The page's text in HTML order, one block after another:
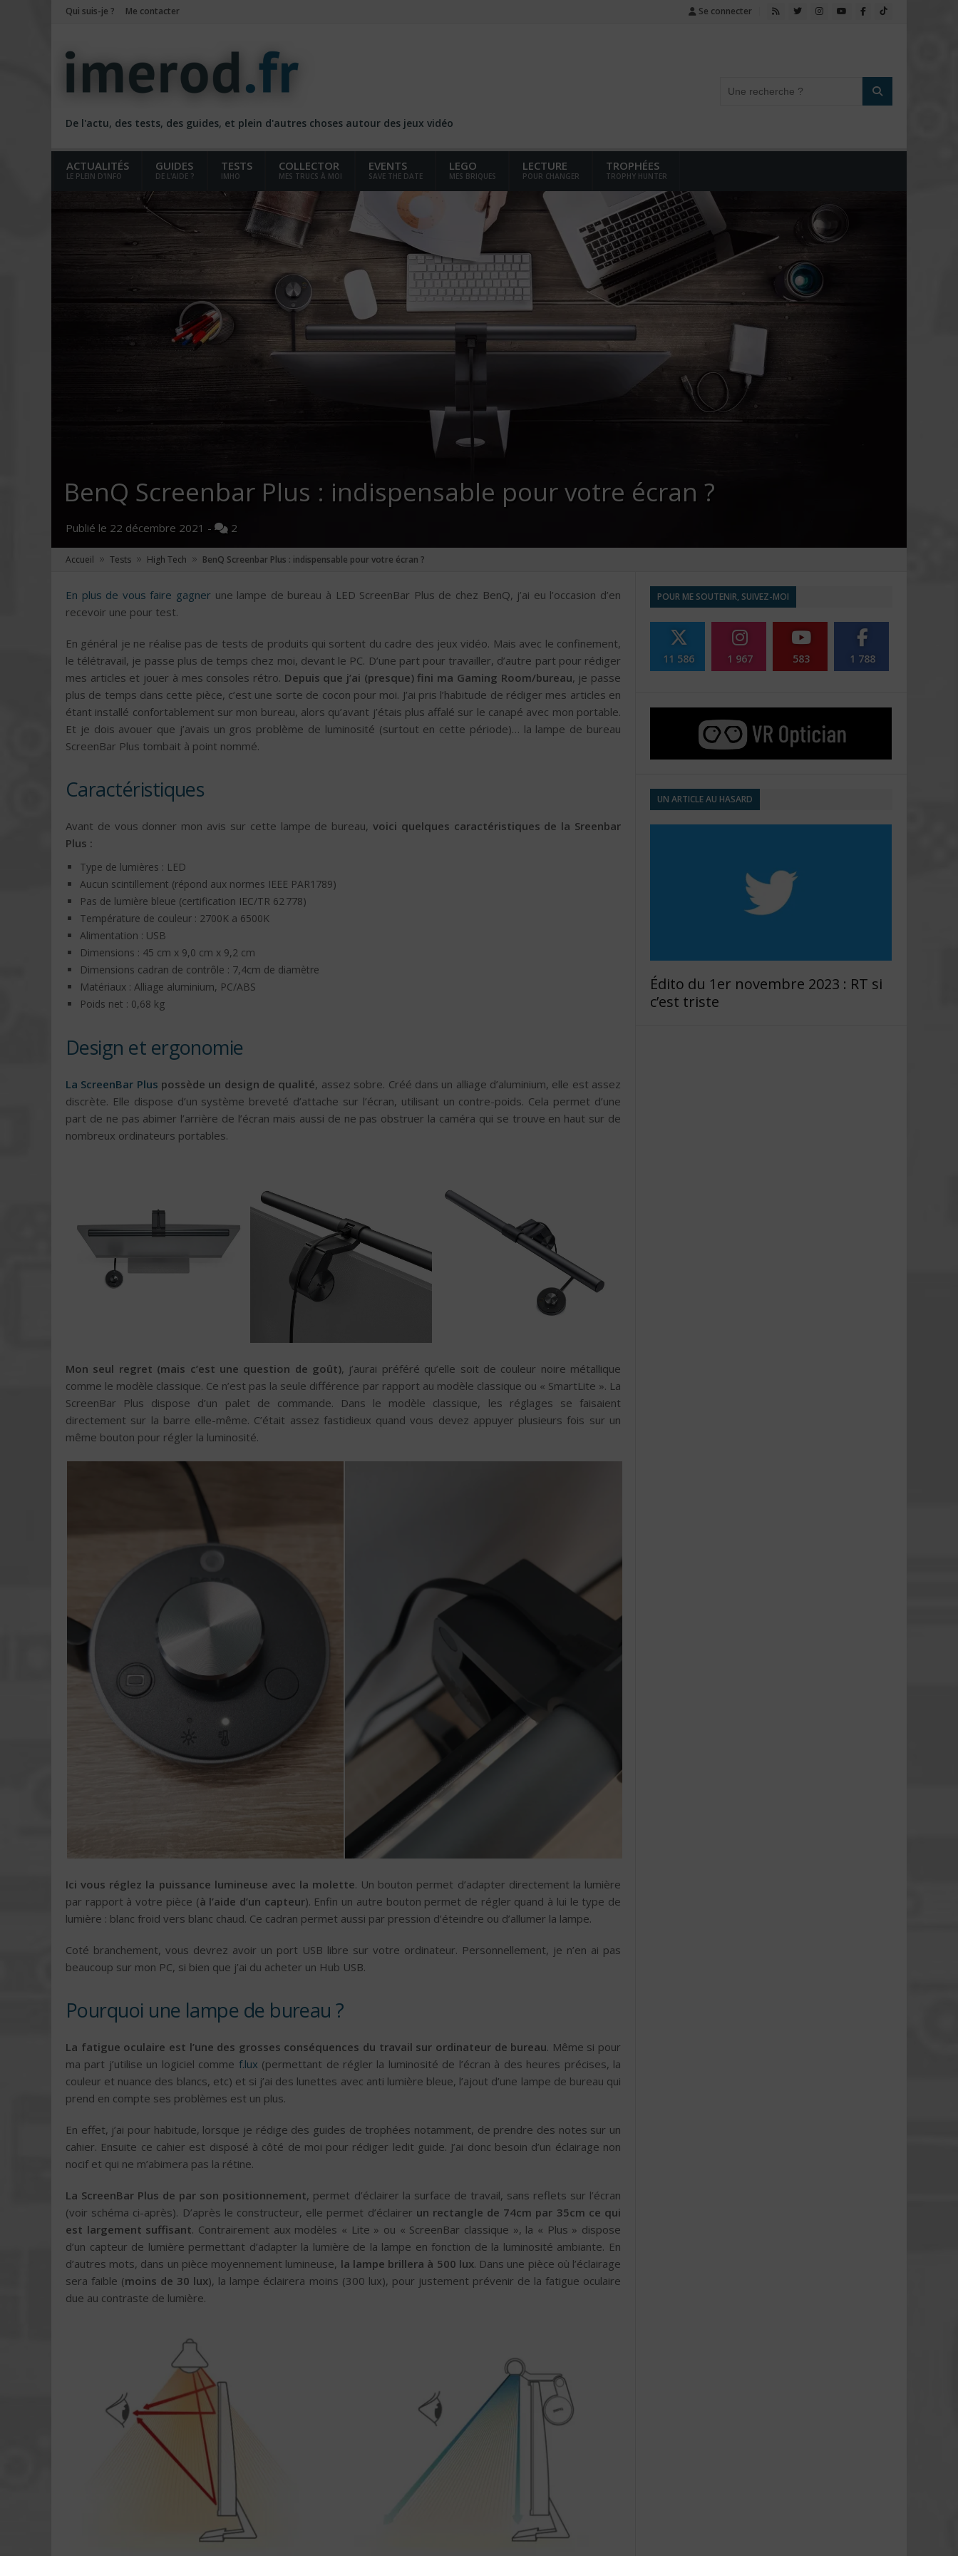
Qui suis-je ? Me contacter Se connecter
De l'actu, des tests, des guides, et plein d'autres choses autour des jeux vidéo
ACTUALITÉS
LE PLEIN D'INFO
GUIDES
DE L'AIDE ?
TESTS
IMHO
COLLECTOR
MES TRUCS À MOI
EVENTS
SAVE THE DATE
LEGO
MES BRIQUES
LECTURE
POUR CHANGER
TROPHÉES
TROPHY HUNTER
BenQ Screenbar Plus : indispensable pour votre écran ?
Publié le 22 décembre 2021 - 2
Accueil » Tests » High Tech » BenQ Screenbar Plus : indispensable pour votre écran ?
En plus de vous faire gagner une lampe de bureau à LED ScreenBar Plus de chez BenQ, j’ai eu l’occasion d’en
recevoir une pour test.
En général je ne réalise pas de tests de produits qui sortent du cadre des jeux vidéo. Mais avec le confinement,
le télétravail, je passe plus de temps chez moi, devant le PC. D’une part pour travailler, d’autre part pour rédiger
mes articles et jouer à mes consoles rétro. Depuis que j’ai (presque) fini ma Gaming Room/bureau, je passe
plus de temps dans cette pièce, c’est une sorte de cocon pour moi. J’ai pris l’habitude de rédiger mes articles en
étant installé confortablement sur mon bureau, alors qu’avant j’étais plus affalé sur le canapé avec mon portable.
Et je dois avouer que j’avais un gros problème de luminosité (surtout en cette période)… la lampe de bureau
ScreenBar Plus tombait à point nommé.
Caractéristiques
Avant de vous donner mon avis sur cette lampe de bureau, voici quelques caractéristiques de la Sreenbar
Plus :
Type de lumières : LED
Aucun scintillement (répond aux normes IEEE PAR1789)
Pas de lumière bleue (certification IEC/TR 62 778)
Température de couleur : 2700K a 6500K ‎
Alimentation : USB
Dimensions : 45 cm x 9,0 cm x 9,2 cm
Dimensions cadran de contrôle : 7,4cm de diamètre
Matériaux : Alliage aluminium, PC/ABS
Poids net : 0,68 kg‎
Design et ergonomie
La ScreenBar Plus possède un design de qualité, assez sobre. Créé dans un alliage d’aluminium, elle est assez
discrète. Elle dispose d’un système breveté d’attache sur l’écran, utilisant un contre-poids. Cela permet d’une
part de ne pas abimer l’arrière de l’écran mais aussi de ne pas obstruer la caméra qui se trouve en haut sur de
nombreux ordinateurs portables.
Mon seul regret (mais c’est une question de goût), j’aurai préféré qu’elle soit de couleur noire métallique
comme le modèle classique. Ce n’est pas la seule différence par rapport au modèle classique ou « SmartLite ». La
ScreenBar Plus dispose d’un palet de commande. Dans le modèle classique, les réglages se faisaient
directement sur la barre elle-même. C’était assez fastidieux quand vous devez appuyer plusieurs fois sur un
même bouton pour régler la luminosité.
Ici vous réglez la puissance lumineuse avec la molette. Un bouton permet d’adapter directement la lumière
par rapport à votre pièce (à l’aide d’un capteur). Enfin un autre bouton permet de régler quand à lui le type de
lumière : blanc froid vers blanc chaud. Ce cadran permet aussi par pression d’éteindre ou d’allumer la lampe.
Coté branchement, vous devrez avoir un port USB libre sur votre ordinateur. Personnellement, je n’en ai pas
beaucoup sur mon PC, si bien que j’ai du acheter un Hub USB.
Pourquoi une lampe de bureau ?
La fatigue oculaire est l’une des grosses conséquences du travail sur ordinateur de bureau. Même si pour
ma part j’utilise un logiciel comme f.lux (permettant de régler la luminosité de l’écran à des heures précises, la
couleur et nuance des blancs, etc) et si j’ai des lunettes avec anti lumière bleue, l’ajout d’une lampe de bureau qui
prend en compte ses problèmes est un plus.
En effet, j’ai pour habitude, lorsque je rédige des guides de trophées notamment, de prendre des notes sur un
cahier. Ensuite ce cahier est disposé à côté de moi pour rédiger ledit guide. J’ai donc besoin d’un éclairage non
nocif et qui ne m’abimera pas la rétine.
La ScreenBar Plus de par son positionnement, permet d’éclairer la surface de travail, sans reflets sur l’écran
(voir schéma ci-après). D’après le constructeur, elle permet d’éclairer un rectangle de 74cm par 35cm ce qui
est largement suffisant. Contrairement aux modèles « Lite » ou « ScreenBar classique », la « Plus » dispose
d’un capteur de lumière permettant d’adapter la lumière de la lampe en fonction de la luminosité ambiante. En
d’autres mots, dans un pièce moyennement lumineuse, la lampe brillera à 500 lux. Dans une pièce où l’éclairage
sera faible (moins de 30 lux), la lampe éclairera moins (300 lux), pour justement prévenir de la fatigue oculaire
due au contraste de lumière.
POUR ME SOUTENIR, SUIVEZ-MOI
11 586 1 967 583 1 788
UN ARTICLE AU HASARD
Édito du 1er novembre 2023 : RT si
c’est triste